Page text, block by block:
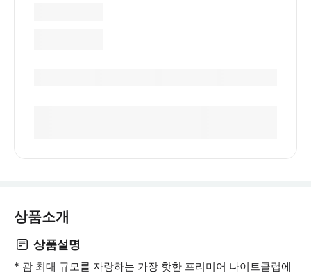
상품소개
상품설명
* 괌 최대 규모를 자랑하는 가장 핫한 프리미어 나이트클럽에